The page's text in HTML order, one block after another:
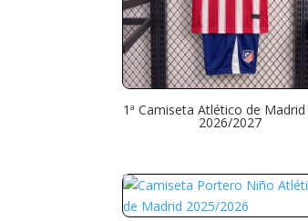
1ª Camiseta Atlético de
2026/2027